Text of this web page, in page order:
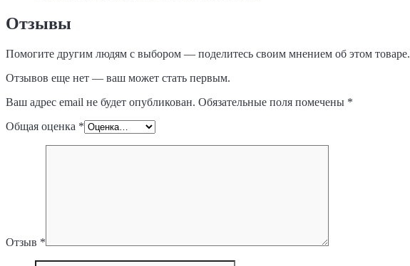
Отзывы
Помогите другим людям с выбором — поделитесь своим мнением об этом товаре.
Отзывов еще нет — ваш может стать первым.
Ваш адрес email не будет опубликован. Обязательные поля помечены *
Общая оценка *
Отзыв *